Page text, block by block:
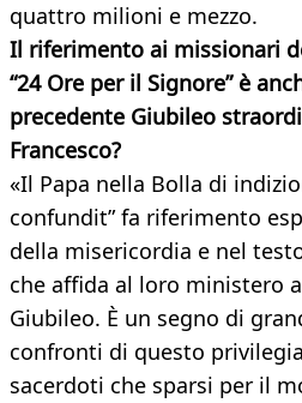
quattro milioni e mezzo.
Il riferimento ai missionari
“24 Ore per il Signore” è
precedente Giubileo
Francesco?
«Il Papa nella Bolla di
confundit” fa riferimento
della misericordia e nel
che affida al loro ministero
Giubileo. È un segno di
confronti di questo
sacerdoti che sparsi per il